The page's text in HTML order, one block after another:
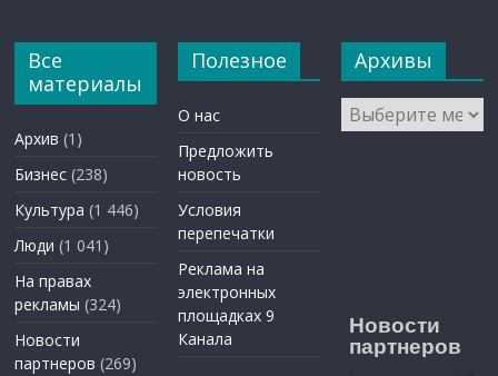
Все
материалы
Архив (1)
Бизнес (238)
Культура (1 446)
Люди (1 041)
На правах
рекламы (324)
Новости
партнеров (269)
Полезное
О нас
Предложить
новость
Условия
перепечатки
Реклама на
электронных
площадках 9
Канала
Архивы
Архивы
Новости
партнеров